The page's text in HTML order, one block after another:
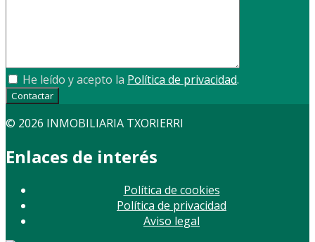
He leído y acepto la Política de privacidad.
Contactar
© 2026 INMOBILIARIA TXORIERRI
Enlaces de interés
Política de cookies
Política de privacidad
Aviso legal